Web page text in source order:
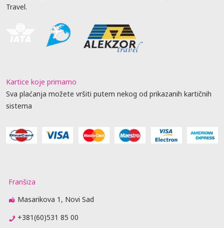
Travel.
Kartice koje primamo
Sva plaćanja možete vršiti putem nekog od prikazanih kartičnih
sistema
Franšiza
Masarikova 1, Novi Sad
+381(60)531 85 00